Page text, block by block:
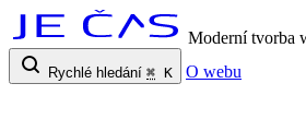
Moderní tvorba
Rychlé hledání ⌘ K O webu